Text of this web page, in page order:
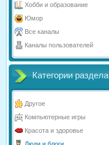
Хобби и образование
Юмор
Все каналы
Каналы пользователей
Категории раздела
Другое
Компьютерные игры
Красота и здоровье